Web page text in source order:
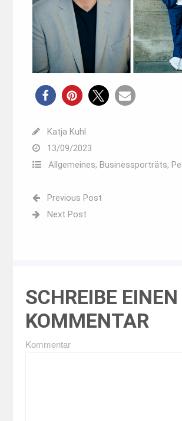
Katja Kuhl
13/09/2023
Allgemeines, Businessporträts,
Previous Post
Next Post
SCHREIBE EINEN
KOMMENTAR
Kommentar